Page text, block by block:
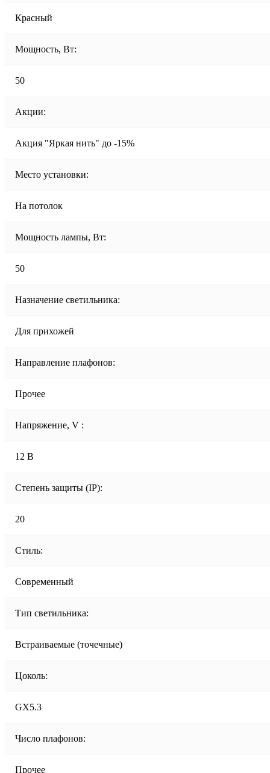
Красный
Мощность, Вт:
50
Акции:
Акция "Яркая нить" до -15%
Место установки:
На потолок
Мощность лампы, Вт:
50
Назначение светильника:
Для прихожей
Направление плафонов:
Прочее
Напряжение, V :
12 В
Степень защиты (IP):
20
Стиль:
Современный
Тип светильника:
Встраиваемые (точечные)
Цоколь:
GX5.3
Число плафонов:
Прочее